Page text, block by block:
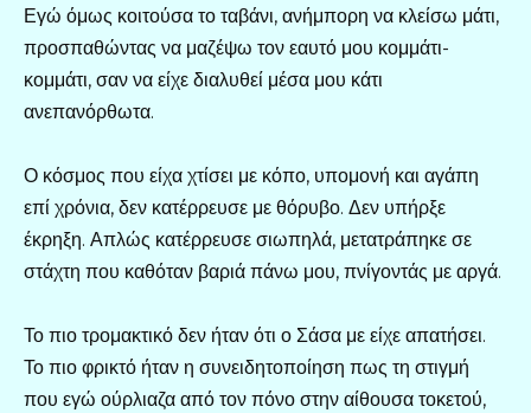
Εγώ όμως κοιτούσα το ταβάνι, ανήμπορη να κλείσω μάτι,
προσπαθώντας να μαζέψω τον εαυτό μου κομμάτι-
κομμάτι, σαν να είχε διαλυθεί μέσα μου κάτι
ανεπανόρθωτα.
Ο κόσμος που είχα χτίσει με κόπο, υπομονή και αγάπη
επί χρόνια, δεν κατέρρευσε με θόρυβο. Δεν υπήρξε
έκρηξη. Απλώς κατέρρευσε σιωπηλά, μετατράπηκε σε
στάχτη που καθόταν βαριά πάνω μου, πνίγοντάς με αργά.
Το πιο τρομακτικό δεν ήταν ότι ο Σάσα με είχε απατήσει.
Το πιο φρικτό ήταν η συνειδητοποίηση πως τη στιγμή
που εγώ ούρλιαζα από τον πόνο στην αίθουσα τοκετού,